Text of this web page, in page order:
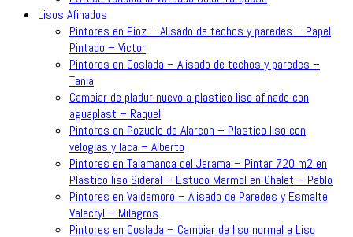
Lisos Afinados
Pintores en Pioz – Alisado de techos y paredes – Papel
Pintado – Victor
Pintores en Coslada – Alisado de techos y paredes –
Tania
Cambiar de pladur nuevo a plastico liso afinado con
aguaplast – Raquel
Pintores en Pozuelo de Alarcon – Plastico liso con
veloglas y laca – Alberto
Pintores en Talamanca del Jarama – Pintar 720 m2 en
Plastico liso Sideral – Estuco Marmol en Chalet – Pablo
Pintores en Valdemoro – Alisado de Paredes y Esmalte
Valacryl – Milagros
Pintores en Coslada – Cambiar de liso normal a Liso